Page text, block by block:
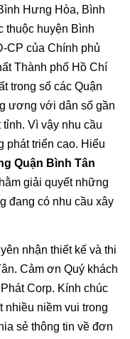
Hưng Hòa, Bình
thuộc huyện Bình
CP của Chính phủ
Thành phố Hồ Chí
trong số các Quận
ương với dân số gần
Vì vậy nhu cầu
phát triển cao. Hiểu
Quận Bình Tân
giải quyết những
đang có nhu cầu xây
nhận thiết kế và thi
Cảm ơn Quý khách
Corp. Kính chúc
nhiều niềm vui trong
sẻ thông tin về đơn